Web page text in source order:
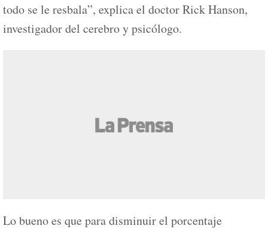
todo se le resbala”, explica el doctor Rick Hanson,
investigador del cerebro y psicólogo.
Lo bueno es que para disminuir el porcentaje